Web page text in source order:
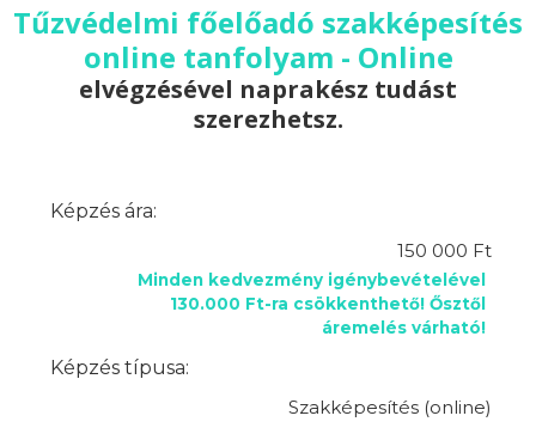
Tűzvédelmi főelőadó szakképesítés
online tanfolyam - Online
elvégzésével naprakész tudást
szerezhetsz.
Képzés ára:
150 000 Ft
Minden kedvezmény igénybevételével
130.000 Ft-ra csökkenthető! Ősztől
áremelés várható!
Képzés típusa:
Szakképesítés (online)